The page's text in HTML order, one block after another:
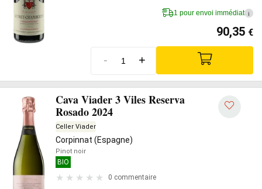
1 pour envoi immédiat i
90,35 €
- +
Cava Viader 3 Viles Reserva
Rosado 2024
Celler Viader
Corpinnat (Espagne)
Pinot noir
BIO
0 commentaire